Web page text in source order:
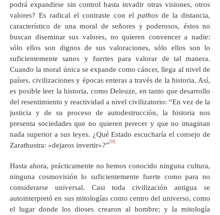
podrá expandirse sin control hasta invadir otras visiones, otros
valores? Es radical el contraste con el pathosde la distancia,
característico de una moral de señores y poderosos, éstos no
buscan diseminar sus valores, no quieren convencer a nadie:
sólo ellos son dignos de sus valoraciones, sólo ellos son lo
suficientemente sanos y fuertes para valorar de tal manera.
Cuando la moral única se expande como cáncer, llega al nivel de
países, civilizaciones y épocas enteras a través de la historia. Así,
es posible leer la historia, como Deleuze, en tanto que desarrollo
del resentimiento y reactividad a nivel civilizatorio: “En vez de la
justicia y de su proceso de autodestrucción, la historia nos
presenta sociedades que no quieren perecer y que no imaginan
nada superior a sus leyes. ¿Qué Estado escucharía el consejo de
Zarathustra: «dejaros invertir»?”
[16]
Hasta ahora, prácticamente no hemos conocido ninguna cultura,
ninguna cosmovisión lo suficientemente fuerte como para no
considerarse universal. Casi toda civilización antigua se
autointerpretó en sus mitologías como centro del universo, como
el lugar donde los dioses crearon al hombre; y la mitología